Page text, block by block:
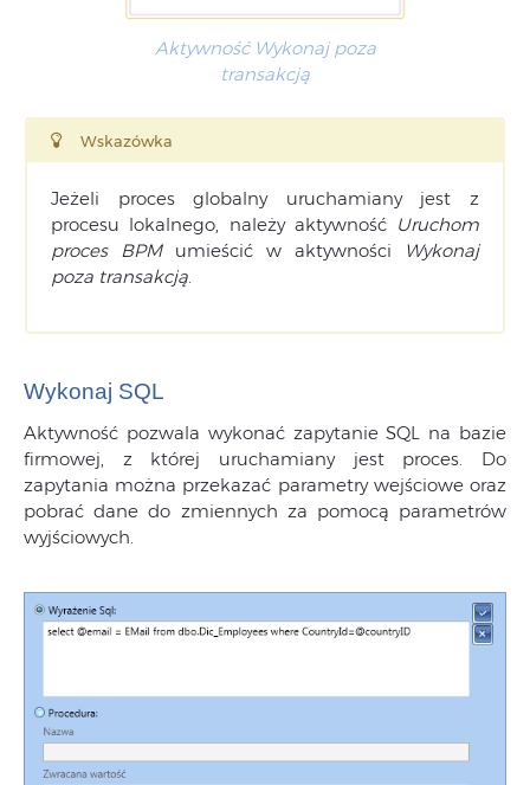
Aktywność Wykonaj poza
transakcją
Wskazówka
Jeżeli proces globalny uruchamiany jest z
procesu lokalnego, należy aktywność Uruchom
proces BPM umieścić w aktywności
Wykonaj
poza transakcją.
Wykonaj SQL
Aktywność pozwala wykonać zapytanie SQL na bazie
firmowej, z której uruchamiany jest proces. Do
zapytania można przekazać parametry wejściowe oraz
pobrać dane do zmiennych za pomocą parametrów
wyjściowych.